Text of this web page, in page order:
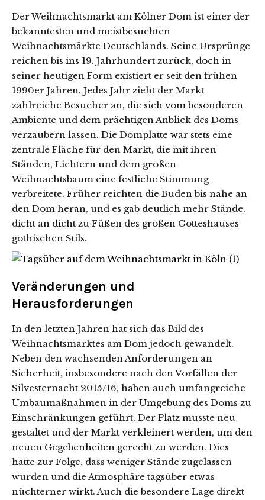
Der Weihnachtsmarkt am Kölner Dom ist einer der
bekanntesten und meistbesuchten
Weihnachtsmärkte Deutschlands. Seine Ursprünge
reichen bis ins 19. Jahrhundert zurück, doch in
seiner heutigen Form existiert er seit den frühen
1990er Jahren. Jedes Jahr zieht der Markt
zahlreiche Besucher an, die sich vom besonderen
Ambiente und dem prächtigen Anblick des Doms
verzaubern lassen. Die Domplatte war stets eine
zentrale Fläche für den Markt, die mit ihren
Ständen, Lichtern und dem großen
Weihnachtsbaum eine festliche Stimmung
verbreitete. Früher reichten die Buden bis nahe an
den Dom heran, und es gab deutlich mehr Stände,
dicht an dicht zu Füßen des großen Gotteshauses
gothischen Stils.
Veränderungen und
Herausforderungen
In den letzten Jahren hat sich das Bild des
Weihnachtsmarktes am Dom jedoch gewandelt.
Neben den wachsenden Anforderungen an
Sicherheit, insbesondere nach den Vorfällen der
Silvesternacht 2015/16, haben auch umfangreiche
Umbaumaßnahmen in der Umgebung des Doms zu
Einschränkungen geführt. Der Platz musste neu
gestaltet und der Markt verkleinert werden, um den
neuen Gegebenheiten gerecht zu werden. Dies
hatte zur Folge, dass weniger Stände zugelassen
wurden und die Atmosphäre tagsüber etwas
nüchterner wirkt. Auch die besondere Lage direkt